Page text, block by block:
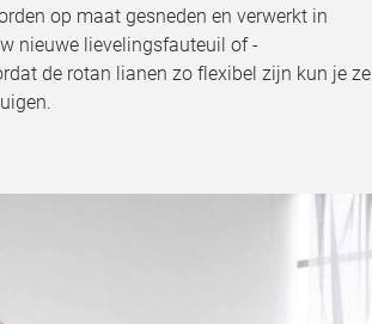
op maat gesneden en verwerkt in
nieuwe lievelingsfauteuil of -
de rotan lianen zo flexibel zijn kun je ze